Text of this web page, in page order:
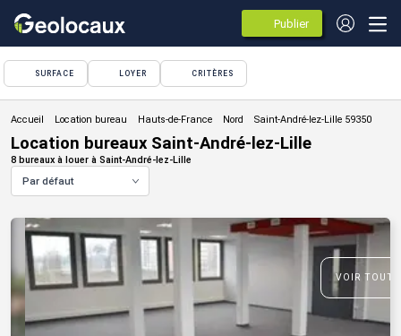
Publier
des
annonces
SURFACE LOYER CRITÈRES
Location bureau
Location bureaux Saint-André-lez-Lille
8 bureaux à louer à Saint-André-lez-Lille
Par défaut
VOIR